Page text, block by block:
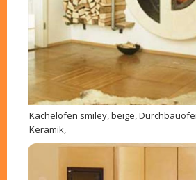
Kachelofen smiley, beige,
Keramik,